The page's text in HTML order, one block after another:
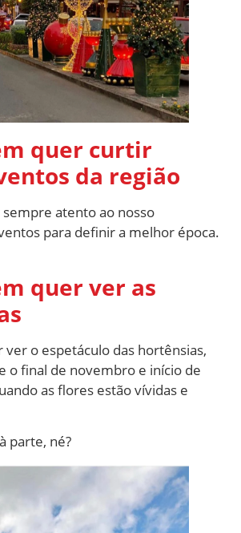
quer curtir
da região
atento ao nosso
para definir a melhor época.
quer ver as
ver o espetáculo das hortênsias,
o final de novembro e início de
as flores estão vívidas e
parte, né?